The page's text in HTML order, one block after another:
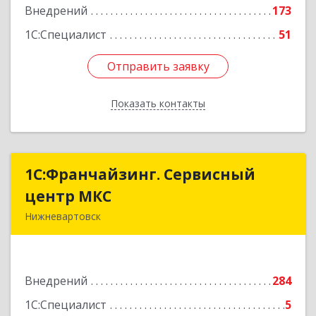
Внедрений
173
1С:Специалист
51
Отправить заявку
Показать контакты
Подробнее
Отправить заявку
Назад
1С:Франчайзинг. Сервисный
центр МКС
Нижневартовск
Внедрений
284
1С:Специалист
5
1С:Франчайзинг. Сервисный
Подробнее